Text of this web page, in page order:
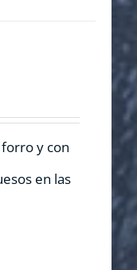
y con
en las